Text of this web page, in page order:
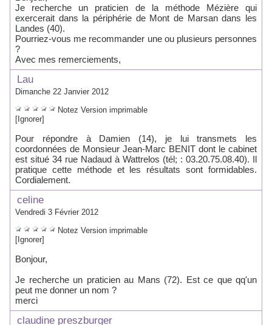
Je recherche un praticien de la méthode Mézière qui
exercerait dans la périphérie de Mont de Marsan dans les
Landes (40).
Pourriez-vous me recommander une ou plusieurs personnes
?
Avec mes remerciements,
Lau
Dimanche 22 Janvier 2012
Notez Version imprimable
[Ignorer]
Pour répondre à Damien (14), je lui transmets les
coordonnées de Monsieur Jean-Marc BENIT dont le cabinet
est situé 34 rue Nadaud à Wattrelos (tél; : 03.20.75.08.40). Il
pratique cette méthode et les résultats sont formidables.
Cordialement.
celine
Vendredi 3 Février 2012
Notez Version imprimable
[Ignorer]
Bonjour,
Je recherche un praticien au Mans (72). Est ce que qq'un
peut me donner un nom ?
merci
claudine preszburger